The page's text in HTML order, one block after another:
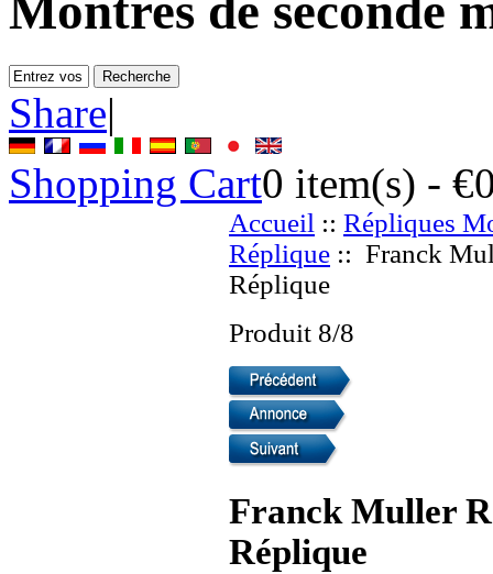
Montres de seconde
Share|
Shopping Cart0 item(s) -
Accueil :: Répliques
Réplique :: Franck
Réplique
Produit 8/8
Franck Muller
Réplique